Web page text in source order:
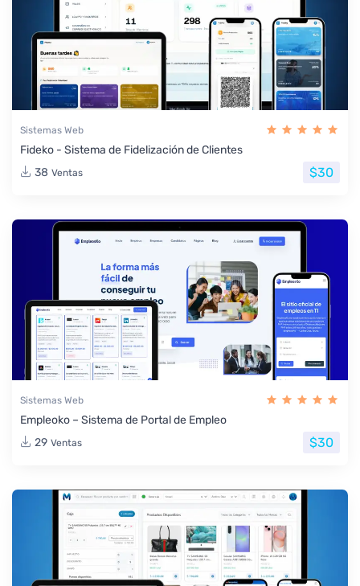
Sistemas Web
Fideko - Sistema de Fidelización de Clientes
38 Ventas $30
Sistemas Web
Empleoko – Sistema de Portal de Empleo
29 Ventas $30